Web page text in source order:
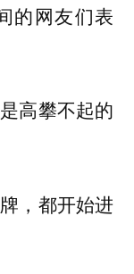
的网友们表
高攀不起的
，都开始进